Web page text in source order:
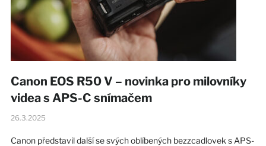
Canon EOS R50 V – novinka pro milovníky
videa s APS-C snímačem
26.3.2025
Canon představil další se svých oblíbených bezzcadlovek s APS-